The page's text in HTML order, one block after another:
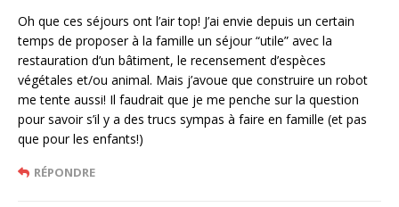
Oh que ces séjours ont l’air top! J’ai envie depuis un certain
temps de proposer à la famille un séjour “utile” avec la
restauration d’un bâtiment, le recensement d’espèces
végétales et/ou animal. Mais j’avoue que construire un robot
me tente aussi! Il faudrait que je me penche sur la question
pour savoir s’il y a des trucs sympas à faire en famille (et pas
que pour les enfants!)
RÉPONDRE